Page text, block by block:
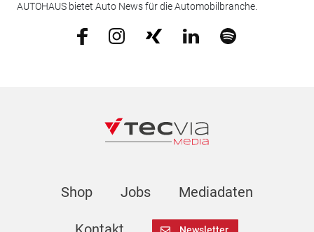
AUTOHAUS bietet Auto News für die Automobilbranche.
Shop Jobs Mediadaten